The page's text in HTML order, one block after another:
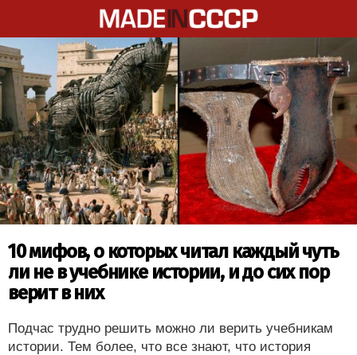
10 мифов, о которых читал каждый чуть
ли не в учебнике истории, и до сих пор
верит в них
Подчас трудно решить можно ли верить учебникам
истории. Тем более, что все знают, что история